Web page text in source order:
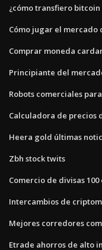
¿cómo transfiero bitcoin
Cómo jugar el mercado
Comprar moneda
Principiante del
Robots comerciales
Calculadora de precios
Heera gold últimas
Zbh stock twits
Comercio de divisas 100
Intercambios de
Mejores corredores
Etrade ahorros de alto